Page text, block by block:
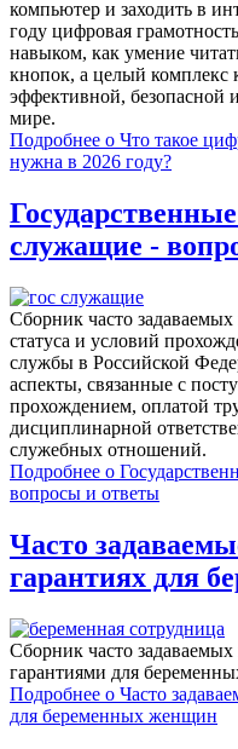
компьютер и заходить в
году цифровая
навыком, как умение
кнопок, а целый комплекс
эффективной,
мире.
Подробнее о Что такое
нужна в 2026 году?
служащие -
Сборник часто
статуса и условий
службы в Российской
аспекты, связанные с
прохождением, оплатой
дисциплинарной
служебных отношений.
Подробнее о
вопросы и ответы
Часто
гарантиях для
Сборник часто
гарантиями для
Подробнее о Часто
для беременных женщин